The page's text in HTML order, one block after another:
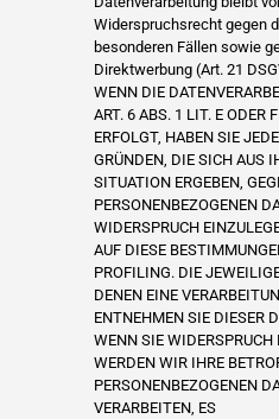
Widerspruchsrecht gegen
besonderen Fällen sowie
Direktwerbung (Art. 21
WENN DIE
ART. 6 ABS. 1 LIT. E ODER
ERFOLGT, HABEN SIE
GRÜNDEN, DIE SICH AUS
SITUATION ERGEBEN,
PERSONENBEZOGENEN
WIDERSPRUCH
AUF DIESE
PROFILING. DIE
DENEN EINE
ENTNEHMEN SIE DIESER
WENN SIE WIDERSPRUCH
WERDEN WIR IHRE
PERSONENBEZOGENEN
VERARBEITEN, ES